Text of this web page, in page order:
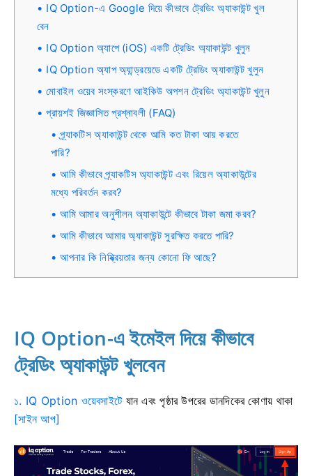
IQ Option-এ Google দিয়ে কীভাবে ট্রেডিং অ্যাকাউন্ট খুল
বেন
IQ Option অ্যাপে (iOS) একটি ট্রেডিং অ্যাকাউন্ট খুলুন
IQ Option অ্যাপ অ্যান্ড্রয়েডে একটি ট্রেডিং অ্যাকাউন্ট খুলুন
মোবাইল ওয়েব সংস্করণে আইকিউ অপশন ট্রেডিং অ্যাকাউন্ট খুলুন
প্রায়শই জিজ্ঞাসিত প্রশ্নাবলী (FAQ)
প্র্যাকটিস অ্যাকাউন্ট থেকে আমি কত টাকা আয় করতে
পারি?
আমি কীভাবে প্র্যাকটিস অ্যাকাউন্ট এবং রিয়েল অ্যাকাউন্টের
মধ্যে পরিবর্তন করব?
আমি আমার অনুশীলন অ্যাকাউন্টে কীভাবে টাকা জমা করব?
আমি কীভাবে আমার অ্যাকাউন্ট সুরক্ষিত করতে পারি?
আপনার কি নিষ্ক্রিয়তার জন্য কোনো ফি আছে?
IQ Option-এ ইমেইল দিয়ে কীভাবে
ট্রেডিং অ্যাকাউন্ট খুলবেন
১. IQ Option ওয়েবসাইটেযানএবংপৃষ্ঠার উপরের ডানদিকের কোণায় থাকা
[সাইন আপ]